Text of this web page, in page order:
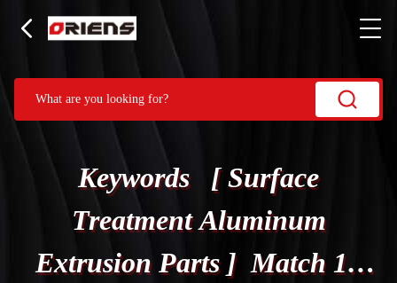
Keywords [ Surface
Treatment Aluminum
Extrusion Parts ] Match 15